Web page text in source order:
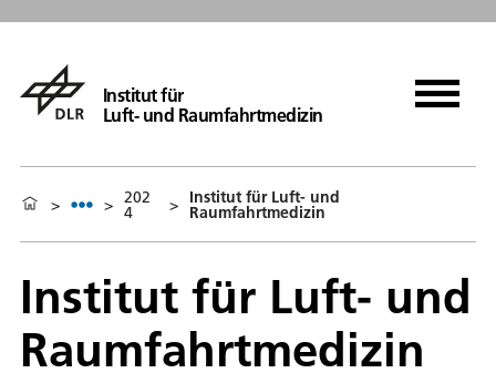
Institut für
Luft- und Raumfahrtmedizin
> > 202
4 > Institut für Luft- und
Raumfahrtmedizin
Institut für Luft- und
Raumfahrtmedizin